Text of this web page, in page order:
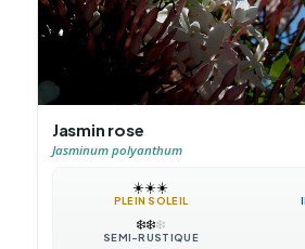
Jasmin rose
Jasminum polyanthum
☀️☀️☀️
PLEIN SOLEIL
❄️❄️❄️
SEMI-RUSTIQUE